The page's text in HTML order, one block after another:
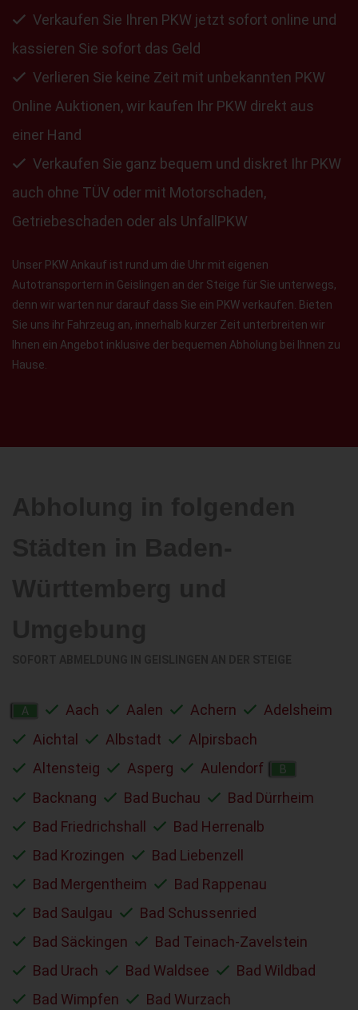
Verkaufen Sie Ihren PKW jetzt sofort online und
kassieren Sie sofort das Geld
Verlieren Sie keine Zeit mit unbekannten PKW
Online Auktionen, wir kaufen Ihr PKW direkt aus
einer Hand
Verkaufen Sie ganz bequem und diskret Ihr PKW
auch ohne TÜV oder mit Motorschaden,
Getriebeschaden oder als UnfallPKW
Unser PKW Ankauf ist rund um die Uhr mit eigenen
Autotransportern in Geislingen an der Steige für Sie unterwegs,
denn wir warten nur darauf dass Sie ein PKW verkaufen. Bieten
Sie uns ihr Fahrzeug an, innerhalb kurzer Zeit unterbreiten wir
Ihnen ein Angebot inklusive der bequemen Abholung bei Ihnen zu
Hause.
A Aach Aalen Achern
Adelsheim
Aichtal
Albstadt
Alpirsbach
Altensteig
Asperg Aulendorf B
Backnang Bad Buchau
Bad Dürrheim
Bad Friedrichshall
Bad Herrenalb
Bad Krozingen
Bad Liebenzell
Bad Mergentheim
Bad Rappenau
Bad Saulgau
Bad Schussenried
Bad Säckingen
Bad Teinach-Zavelstein
Bad Urach
Bad Waldsee
Bad Wildbad
Bad Wimpfen
Bad Wurzach